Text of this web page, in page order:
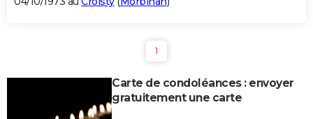
1
Carte de condoléances : envoyer
gratuitement une carte